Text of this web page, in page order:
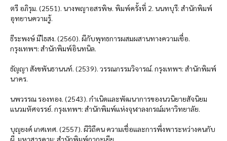
ตรี อภิรุม. (2551). นางพญาอสรพิษ. พิมพ์ครั้งที่ 2. นนทบุรี: สำนักพิมพ์
อุทยานความรู้.
ธีระพงษ์ มีไธสง. (2560). ผีกับพุทธการผสมผสานทางความเชื่อ.
กรุงเทพฯ: สำนักพิมพ์อินทนิล.
ธัญญา สังขพันธานนท์. (2539). วรรณกรรมวิจารณ์. กรุงเทพฯ: สำนักพิมพ์
นาคร.
นพวรรณ รองทอง. (2543). กำเนิดและพัฒนาการของนวนิยายสัจนิยม
แนวมหัศจรรย์. กรุงเทพฯ: สำนักพิมพ์แห่งจุฬาลงกรณ์มหาวิทยาลัย.
บุญยงค์ เกศเทศ. (2557). ผีวิถีคน ความเชื่อและการพึ่งพาระหว่างคนกับ
ผี. มหาสารคาม: สำนักพิมพ์กากะเยีย.